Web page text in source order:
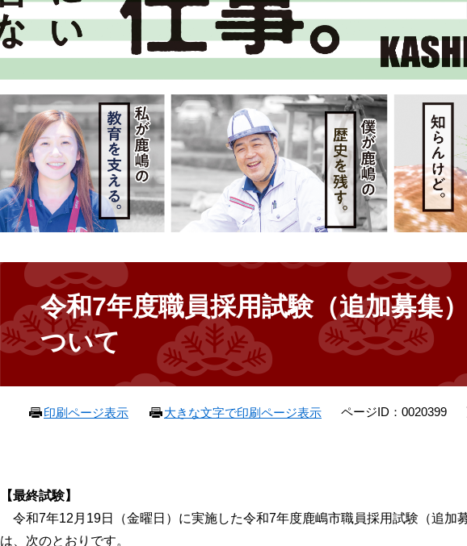
令和7年度職員採用試験（追加募集
ついて
印刷ページ表示 大きな文字で印刷ページ表示 ページID：0020399
【最終試験】
令和7年12月19日（金曜日）に実施した令和7年度鹿嶋市職員採用試験（追加
は、次のとおりです。